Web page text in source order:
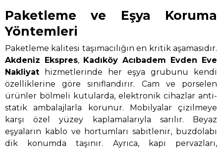
Paketleme ve Eşya Koruma
Yöntemleri
Paketleme kalitesi taşımacılığın en kritik aşamasıdır.
Akdeniz Ekspres, Kadıköy Acıbadem Evden Eve
Nakliyat hizmetlerinde her eşya grubunu kendi
özelliklerine göre sınıflandırır. Cam ve porselen
ürünler bölmeli kutularda, elektronik cihazlar anti-
statik ambalajlarla korunur. Mobilyalar çizilmeye
karşı özel yüzey kaplamalarıyla sarılır. Beyaz
eşyaların kablo ve hortumları sabitlenir, buzdolabı
dik konumda taşınır. Ayrıca, kapı pervazları,